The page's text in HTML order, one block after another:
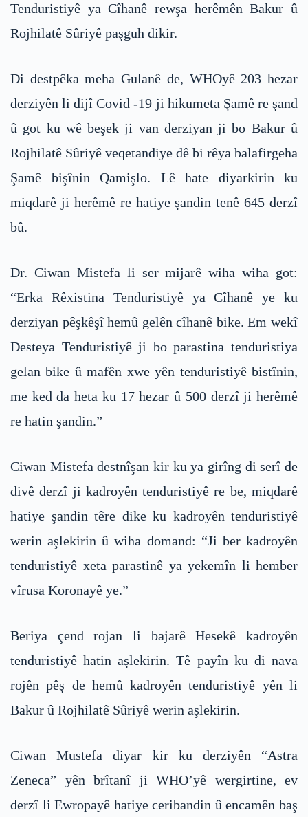
Tenduristiyê ya Cîhanê rewşa herêmên Bakur û
Rojhilatê Sûriyê paşguh dikir.
Di destpêka meha Gulanê de, WHOyê 203 hezar
derziyên li dijî Covid -19 ji hikumeta Şamê re şand
û got ku wê beşek ji van derziyan ji bo Bakur û
Rojhilatê Sûriyê veqetandiye dê bi rêya balafirgeha
Şamê bişînin Qamişlo. Lê hate diyarkirin ku
miqdarê ji herêmê re hatiye şandin tenê 645 derzî
bû.
Dr. Ciwan Mistefa li ser mijarê wiha wiha got:
“Erka Rêxistina Tenduristiyê ya Cîhanê ye ku
derziyan pêşkêşî hemû gelên cîhanê bike. Em wekî
Desteya Tenduristiyê ji bo parastina tenduristiya
gelan bike û mafên xwe yên tenduristiyê bistînin,
me ked da heta ku 17 hezar û 500 derzî ji herêmê
re hatin şandin.”
Ciwan Mistefa destnîşan kir ku ya girîng di serî de
divê derzî ji kadroyên tenduristiyê re be, miqdarê
hatiye şandin têre dike ku kadroyên tenduristiyê
werin aşlekirin û wiha domand: “Ji ber kadroyên
tenduristiyê xeta parastinê ya yekemîn li hember
vîrusa Koronayê ye.”
Beriya çend rojan li bajarê Hesekê kadroyên
tenduristiyê hatin aşlekirin. Tê payîn ku di nava
rojên pêş de hemû kadroyên tenduristiyê yên li
Bakur û Rojhilatê Sûriyê werin aşlekirin.
Ciwan Mustefa diyar kir ku derziyên “Astra
Zeneca” yên brîtanî ji WHO’yê wergirtine, ev
derzî li Ewropayê hatiye ceribandin û encamên baş